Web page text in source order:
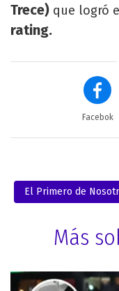
Trece) que logró
rating.
Facebok
El Primero de
Más